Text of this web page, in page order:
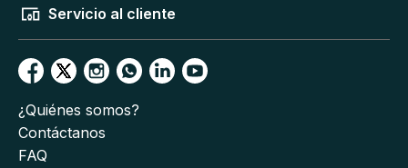
Servicio al cliente
¿Quiénes somos?
Contáctanos
FAQ